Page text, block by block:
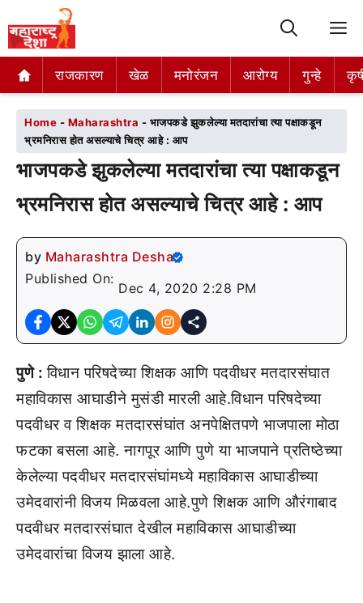
राजकारण खेळ मनोरंजन आरोग्य गुन्हे
राजकारण खेळ मनोरंजन आरोग्य गुन्हे
Home - Maharashtra - भाजपकडे झुकलेल्या मतदारांचा त्या पक्षाकडून
भ्रमनिरास होत असल्याचे चित्र आहे : आप
भाजपकडे झुकलेल्या मतदारांचा त्या पक्षाकडून
भ्रमनिरास होत असल्याचे चित्र आहे : आप
by Maharashtra Desha
Published On:
Dec 4, 2020 2:28 PM
पुणे :विधान परिषदेच्या शिक्षक आणि पदवीधर मतदारसंघात
महाविकास आघाडीने मुसंडी मारली आहे.विधान परिषदेच्या
पदवीधर व शिक्षक मतदारसंघांत अनपेक्षितपणे भाजपाला मोठा
फटका बसला आहे. नागपूर आणि पुणे या भाजपाने प्रतिष्ठेच्या
केलेल्या पदवीधर मतदारसंघांमध्ये महाविकास आघाडीच्या
उमेदवारांनी विजय मिळवला आहे.पुणे शिक्षक आणि औरंगाबाद
पदवीधर मतदारसंघात देखील महाविकास आघाडीच्या
उमेदवारांचा विजय झाला आहे.